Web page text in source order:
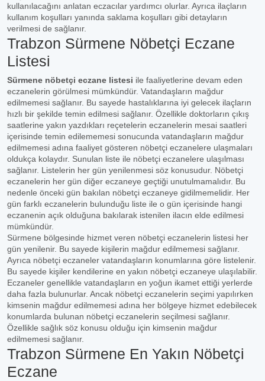
kullanılacağını anlatan eczacılar yardımcı olurlar. Ayrıca ilaçların
kullanım koşulları yanında saklama koşulları gibi detayların
verilmesi de sağlanır.
Trabzon Sürmene Nöbetçi Eczane
Listesi
Sürmene nöbetçi eczane listesi ile faaliyetlerine devam eden
eczanelerin görülmesi mümkündür. Vatandaşların mağdur
edilmemesi sağlanır. Bu sayede hastalıklarına iyi gelecek ilaçların
hızlı bir şekilde temin edilmesi sağlanır. Özellikle doktorların çıkış
saatlerine yakın yazdıkları reçetelerin eczanelerin mesai saatleri
içerisinde temin edilememesi sonucunda vatandaşların mağdur
edilmemesi adına faaliyet gösteren nöbetçi eczanelere ulaşmaları
oldukça kolaydır. Sunulan liste ile nöbetçi eczanelere ulaşılması
sağlanır. Listelerin her gün yenilenmesi söz konusudur. Nöbetçi
eczanelerin her gün diğer eczaneye geçtiği unutulmamalıdır. Bu
nedenle önceki gün bakılan nöbetçi eczaneye gidilmemelidir. Her
gün farklı eczanelerin bulunduğu liste ile o gün içerisinde hangi
eczanenin açık olduğuna bakılarak istenilen ilacın elde edilmesi
mümkündür.
Sürmene bölgesinde hizmet veren nöbetçi eczanelerin listesi her
gün yenilenir. Bu sayede kişilerin mağdur edilmemesi sağlanır.
Ayrıca nöbetçi eczaneler vatandaşların konumlarına göre listelenir.
Bu sayede kişiler kendilerine en yakın nöbetçi eczaneye ulaşılabilir.
Eczaneler genellikle vatandaşların en yoğun ikamet ettiği yerlerde
daha fazla bulunurlar. Ancak nöbetçi eczanelerin seçimi yapılırken
kimsenin mağdur edilmemesi adına her bölgeye hizmet edebilecek
konumlarda bulunan nöbetçi eczanelerin seçilmesi sağlanır.
Özellikle sağlık söz konusu olduğu için kimsenin mağdur
edilmemesi sağlanır.
Trabzon Sürmene En Yakın Nöbetçi
Eczane